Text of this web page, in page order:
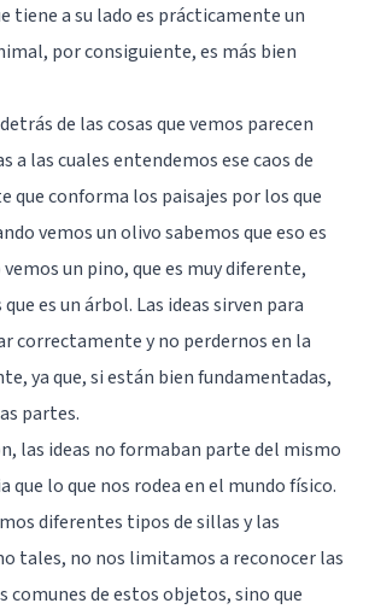
tiene a su lado es prácticamente un
por consiguiente, es más bien
de las cosas que vemos parecen
a las cuales entendemos ese caos de
que conforma los paisajes por los que
vemos un olivo sabemos que eso es
un pino, que es muy diferente,
es un árbol. Las ideas sirven para
correctamente y no perdernos en la
ya que, si están bien fundamentadas,
partes.
las ideas no formaban parte del mismo
que lo que nos rodea en el mundo físico.
diferentes tipos de sillas y las
tales, no nos limitamos a reconocer las
comunes de estos objetos, sino que